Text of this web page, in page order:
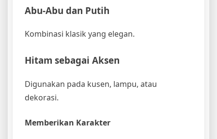
Abu-Abu dan Putih
Kombinasi klasik yang elegan.
Hitam sebagai Aksen
Digunakan pada kusen, lampu, atau
dekorasi.
Memberikan Karakter